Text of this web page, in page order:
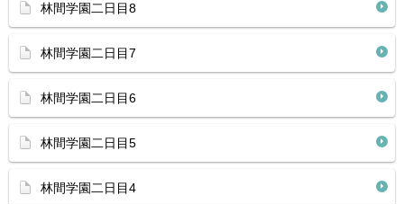
林間学園二日目8
林間学園二日目7
林間学園二日目6
林間学園二日目5
林間学園二日目4